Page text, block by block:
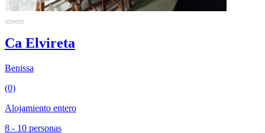
Ca Elvireta
Benissa
(0)
Alojamiento entero
8 - 10 personas